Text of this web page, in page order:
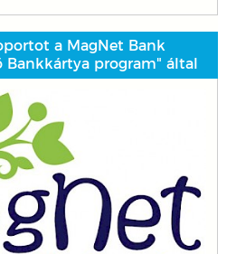
a MagNet Bank
Bankkártya program" által